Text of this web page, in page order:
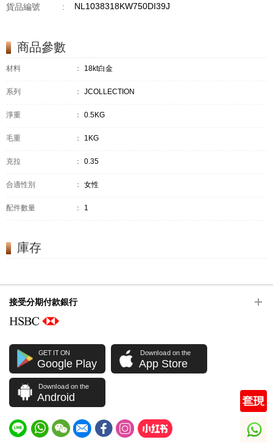
貨品編號 : NL1038318KW750DI39J
商品參數
材料 ： 18kt白金
系列 ： JCOLLECTION
淨重 ： 0.5KG
毛重 ： 1KG
克拉 ： 0.35
合適性別 ： 女性
配件數量 ： 1
庫存
接受分期付款銀行
GET IT ON
Google Play
Download on the
App Store
Download on the
Android